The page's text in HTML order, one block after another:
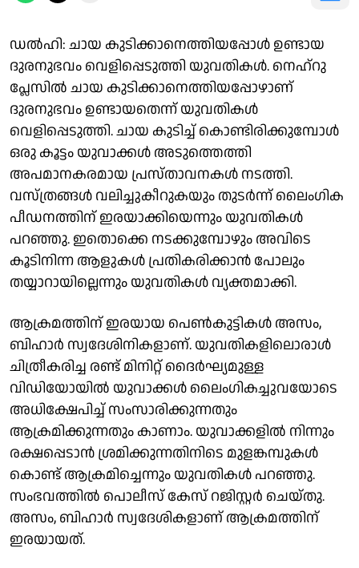
ഡൽഹി: ചായ കുടിക്കാനെത്തിയപ്പോൾ ഉണ്ടായ
ദുരനുഭവം വെളിപ്പെടുത്തി യുവതികൾ. നെഹ്‌റു
പ്ലേസിൽ ചായ കുടിക്കാനെത്തിയപ്പോഴാണ്
ദുരനുഭവം ഉണ്ടായതെന്ന് യുവതികൾ
വെളിപ്പെടുത്തി. ചായ കുടിച്ച് കൊണ്ടിരിക്കുമ്പോൾ
ഒരു കൂട്ടം യുവാക്കൾ അടുത്തെത്തി
അപമാനകരമായ പ്രസ്താവനകൾ നടത്തി.
വസ്ത്രങ്ങൾ വലിച്ചുകീറുകയും തുടർന്ന് ലൈംഗിക
പീഡനത്തിന് ഇരയാക്കിയെന്നും യുവതികൾ
പറഞ്ഞു. ഇതൊക്കെ നടക്കുമ്പോഴും അവിടെ
കൂടിനിന്ന ആളുകൾ പ്രതികരിക്കാൻ പോലും
തയ്യാറായില്ലെന്നും യുവതികൾ വ്യക്തമാക്കി.
ആക്രമത്തിന് ഇരയായ പെണ്‍കുട്ടികള്‍ അസം,
ബിഹാര്‍ സ്വദേശിനികളാണ്. യുവതികളിലൊരാള്‍
ചിത്രീകരിച്ച രണ്ട് മിനിറ്റ് ദൈര്‍ഘ്യമുള്ള
വിഡിയോയില്‍ യുവാക്കള്‍ ലൈംഗികച്ചുവയോടെ
അധിക്ഷേപിച്ച് സംസാരിക്കുന്നതും
ആക്രമിക്കുന്നതും കാണാം. യുവാക്കളിൽ നിന്നും
രക്ഷപ്പെടാൻ ശ്രമിക്കുന്നതിനിടെ മുളങ്കമ്പുകൾ
കൊണ്ട് ആക്രമിച്ചെന്നും യുവതികൾ പറഞ്ഞു.
സംഭവത്തില്‍ പൊലീസ് കേസ് റജിസ്റ്റര്‍ ചെയ്തു.
അസം, ബിഹാര്‍ സ്വദേശികളാണ് ആക്രമത്തിന്
ഇരയായത്.